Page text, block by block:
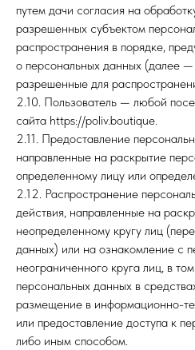
путем дачи согласия на
разрешенных субъектом
распространения в порядке,
о персональных данных (далее
разрешенные для
2.10. Пользователь — любой
сайта https://poliv.boutique.
2.11. Предоставление
направленные на раскрытие
определенному лицу или
2.12. Распространение
действия, направленные на
неопределенному кругу лиц
данных) или на ознакомление с
неограниченного круга лиц, в
персональных данных в
размещение в информационно-
или предоставление доступа к
либо иным способом.